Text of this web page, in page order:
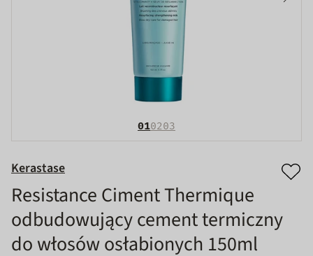
010203
Kerastase
Resistance Ciment Thermique
odbudowujący cement termiczny
do włosów osłabionych 150ml